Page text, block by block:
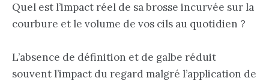
Quel est l’impact réel de sa brosse incurvée sur la
courbure et le volume de vos cils au quotidien ?
L’absence de définition et de galbe réduit
souvent l’impact du regard malgré l’application de